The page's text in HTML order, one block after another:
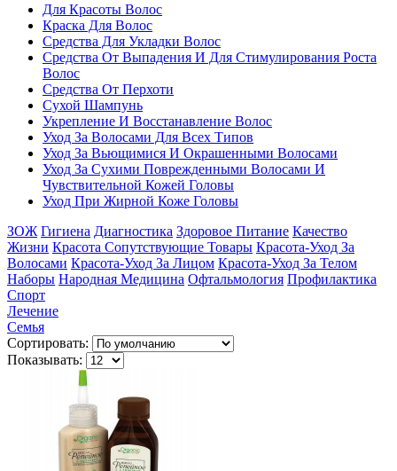
Для Красоты Волос
Краска Для Волос
Средства Для Укладки Волос
Средства От Выпадения И Для Стимулирования Роста
Волос
Средства От Перхоти
Сухой Шампунь
Укрепление И Восстанавление Волос
Уход За Волосами Для Всех Типов
Уход За Вьющимися И Окрашенными Волосами
Уход За Сухими Поврежденными Волосами И
Чувствительной Кожей Головы
Уход При Жирной Коже Головы
ЗОЖ Гигиена Диагностика Здоровое Питание Качество
Жизни Красота Сопутствующие Товары Красота-Уход За
Волосами Красота-Уход За Лицом Красота-Уход За Телом
Наборы Народная Медицина Офтальмология Профилактика
Спорт
Лечение
Семья
Сортировать:
Показывать: